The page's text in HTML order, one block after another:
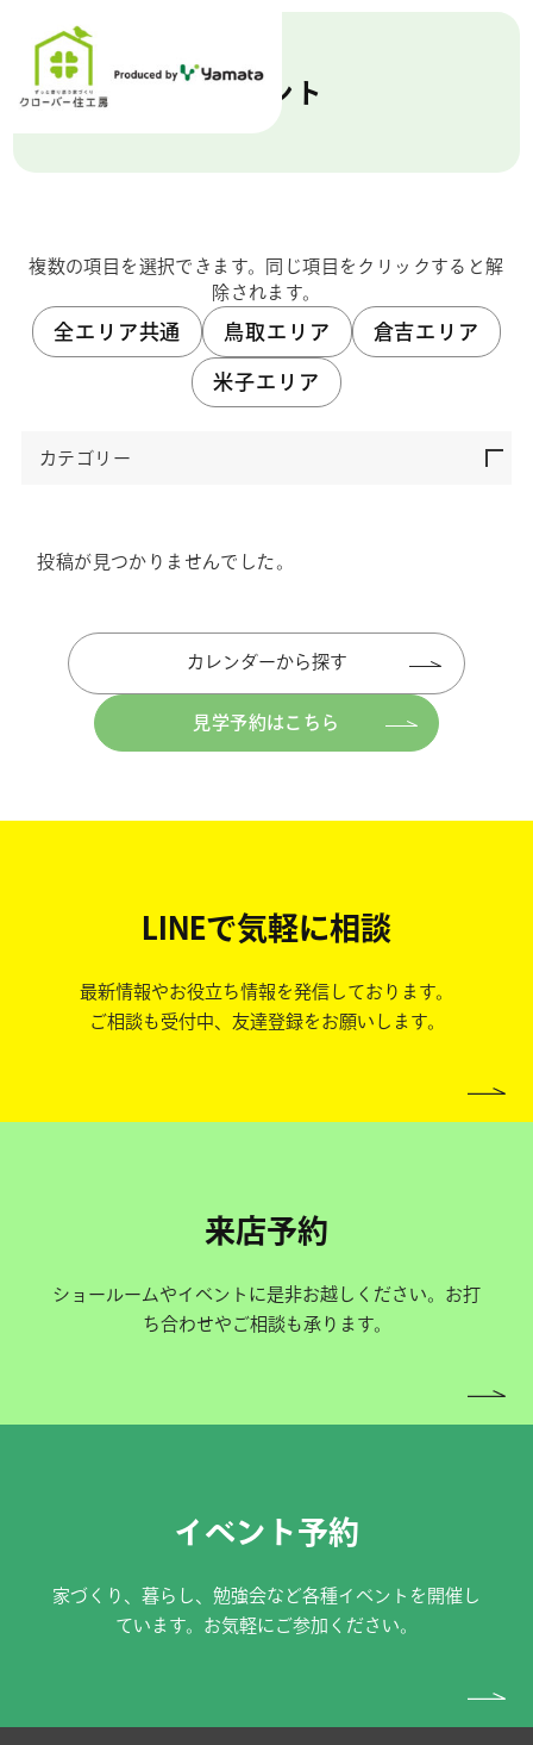
イベント
複数の項目を選択できます。同じ項目をクリックすると解
除されます。
全エリア共通 鳥取エリア 倉吉エリア
米子エリア
カテゴリー
投稿が見つかりませんでした。
カレンダーから探す
見学予約はこちら
LINEで気軽に相談
最新情報やお役立ち情報を発信しております。
ご相談も受付中、友達登録をお願いします。
来店予約
ショールームやイベントに是非お越しください。お打
ち合わせやご相談も承ります。
イベント予約
家づくり、暮らし、勉強会など各種イベントを開催し
ています。お気軽にご参加ください。